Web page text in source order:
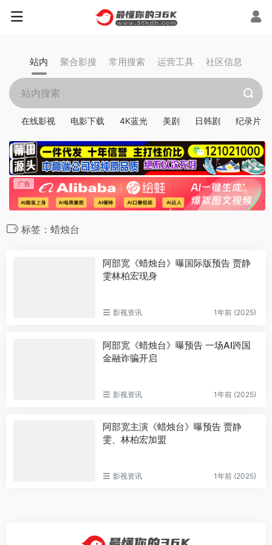
站内 聚合影搜 常用搜索 运营工具 社区信息
在线影视 电影下载 4K蓝光 美剧 日韩剧 纪录片
标签：蜡烛台
阿部宽《蜡烛台》曝国际版预告 贾静
雯林柏宏现身
影视资讯 1年前 (2025)
阿部宽《蜡烛台》曝预告 一场AI跨国
金融诈骗开启
影视资讯 1年前 (2025)
阿部宽主演《蜡烛台》曝预告 贾静
雯、林柏宏加盟
影视资讯 1年前 (2025)